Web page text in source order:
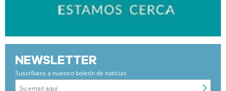
NEWSLETTER
Suscríbase a nuestro boletín de noticias